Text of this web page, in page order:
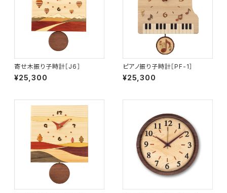
寄せ木振り子時計［J6］
¥25,300
ピアノ振り子時計［PF-1］
¥25,300